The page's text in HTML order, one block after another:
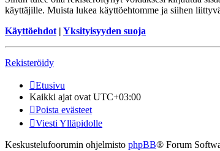
käyttäjille. Muista lukea käyttöehtomme ja siihen
Käyttöehdot | Yksityisyyden suoja
Rekisteröidy
Etusivu
Kaikki ajat ovat UTC+03:00
Poista evästeet
Viesti Ylläpidolle
Keskustelufoorumin ohjelmisto phpBB® Forum